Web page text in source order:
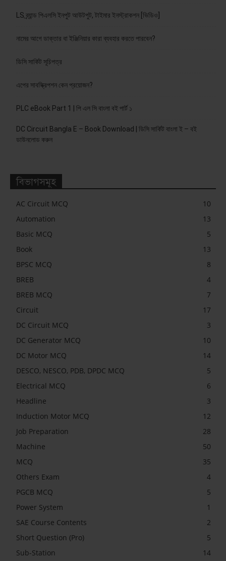
LS ব্র্যান্ড পিএলসি ইনপুট আউটপুট, টাইমার ইনস্ট্রাকশন [ভিডিও]
নামের আগে ডাক্তার বা ইঞ্জিনিয়ার কারা ব্যবহার করতে পারবেন?
ডিসি সার্কিট সূচিপত্র
এপের সাবস্ক্রিপশন কেন প্রয়োজন?
PLC eBook Part 1 | পি এল সি বাংলা বই পার্ট ১
DC Circuit Bangla E – Book Download | ডিসি সার্কিট বাংলা ই – বই
ডাউনলোড করুন
বিভাগসমূহ
AC Circuit MCQ
10
Automation
13
Basic MCQ
5
Book
13
BPSC MCQ
8
BREB
4
BREB MCQ
7
Circuit
17
DC Circuit MCQ
3
DC Generator MCQ
10
DC Motor MCQ
14
DESCO, NESCO, PDB, DPDC MCQ
5
Electrical MCQ
6
Headline
3
Induction Motor MCQ
12
Job Preparation
28
Machine
50
MCQ
35
Others Exam
4
PGCB MCQ
5
Power System
1
SAE Course Contents
2
Short Question (Pro)
5
Sub-Station
14